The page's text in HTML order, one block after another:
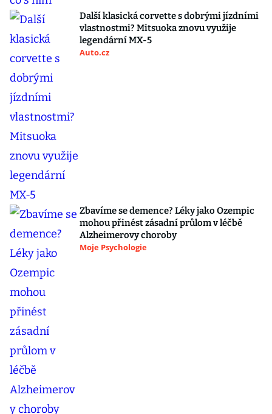
Další klasická corvette s dobrými jízdními
vlastnostmi? Mitsuoka znovu využije
legendární MX-5
Auto.cz
Zbavíme se demence? Léky jako Ozempic
mohou přinést zásadní průlom v léčbě
Alzheimerovy choroby
Moje Psychologie